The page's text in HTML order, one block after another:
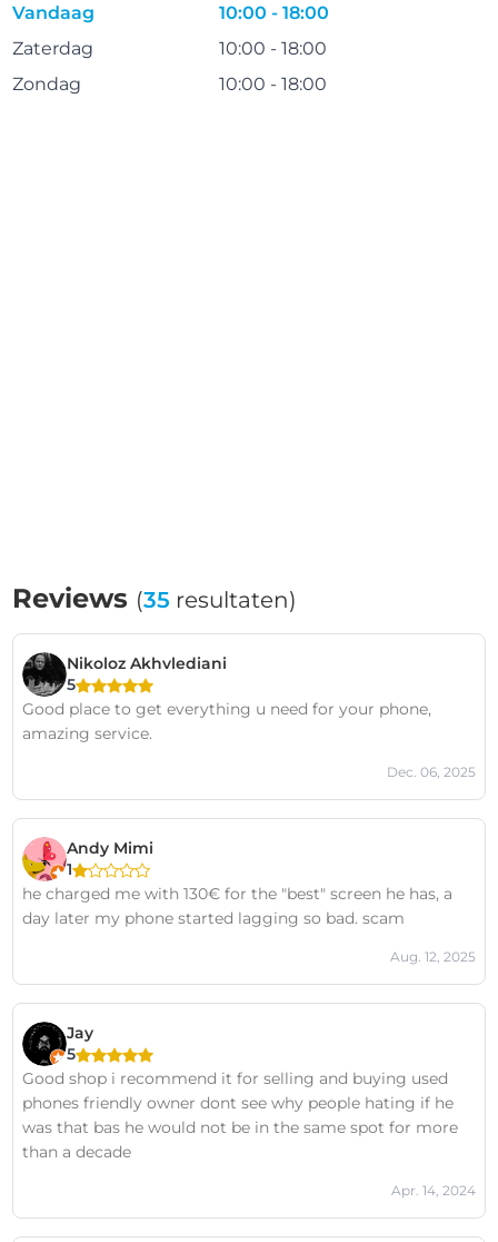
Vandaag
10:00 - 18:00
Zaterdag
10:00 - 18:00
Zondag
10:00 - 18:00
Reviews (35 resultaten)
Nikoloz Akhvlediani
5
Good place to get everything u need for your phone,
amazing service.
Dec. 06, 2025
Andy Mimi
1
he charged me with 130€ for the "best" screen he has, a
day later my phone started lagging so bad. scam
Aug. 12, 2025
Jay
5
Good shop i recommend it for selling and buying used
phones friendly owner dont see why people hating if he
was that bas he would not be in the same spot for more
than a decade
Apr. 14, 2024